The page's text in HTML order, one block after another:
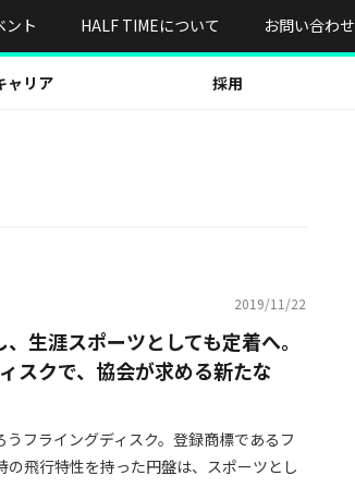
ント HALF TIMEについて お問い合わせ
ャリア 採用
2019/11/22
涯スポーツとしても定着へ――。
スクで、協会が求める新たな
フライングディスク。登録商標であるフ
の飛行特性を持った円盤は、スポーツとし